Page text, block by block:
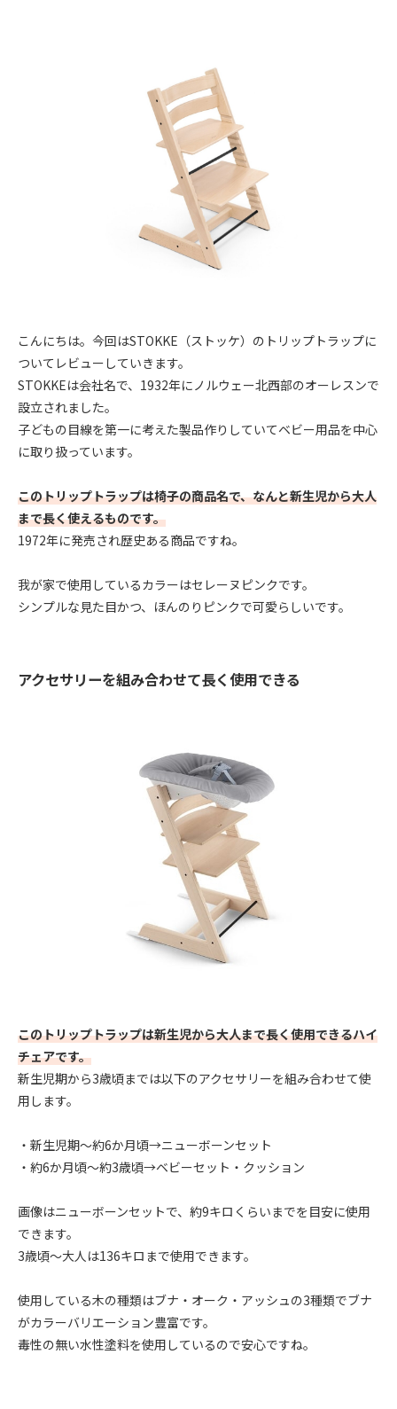
こんにちは。今回はSTOKKE（ストッケ）のトリップトラップに
ついてレビューしていきます。
STOKKEは会社名で、1932年にノルウェー北西部のオーレスンで
設立されました。
子どもの目線を第一に考えた製品作りしていてベビー用品を中心
に取り扱っています。
このトリップトラップは椅子の商品名で、なんと新生児から大人
まで長く使えるものです。
1972年に発売され歴史ある商品ですね。
我が家で使用しているカラーはセレーヌピンクです。
シンプルな見た目かつ、ほんのりピンクで可愛らしいです。
アクセサリーを組み合わせて長く使用できる
このトリップトラップは新生児から大人まで長く使用できるハイ
チェアです。
新生児期から3歳頃までは以下のアクセサリーを組み合わせて使
用します。
・新生児期～約6か月頃→ニューボーンセット
・約6か月頃～約3歳頃→ベビーセット・クッション
画像はニューボーンセットで、約9キロくらいまでを目安に使用
できます。
3歳頃～大人は136キロまで使用できます。
使用している木の種類はブナ・オーク・アッシュの3種類でブナ
がカラーバリエーション豊富です。
毒性の無い水性塗料を使用しているので安心ですね。